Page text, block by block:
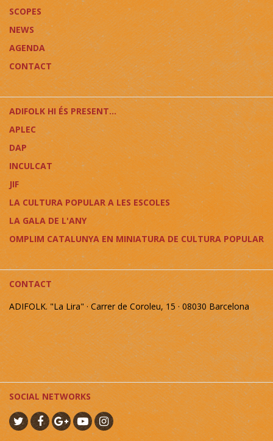
SCOPES
NEWS
AGENDA
CONTACT
ADIFOLK HI ÉS PRESENT...
APLEC
DAP
INCULCAT
JIF
LA CULTURA POPULAR A LES ESCOLES
LA GALA DE L'ANY
OMPLIM CATALUNYA EN MINIATURA DE CULTURA POPULAR
CONTACT
ADIFOLK. "La Lira" · Carrer de Coroleu, 15 · 08030 Barcelona
SOCIAL NETWORKS